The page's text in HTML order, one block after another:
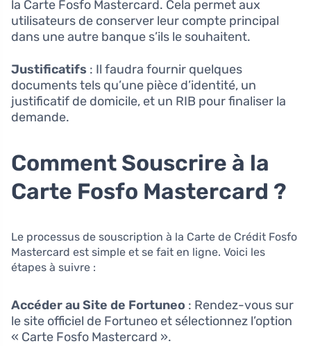
la Carte Fosfo Mastercard. Cela permet aux
utilisateurs de conserver leur compte principal
dans une autre banque s’ils le souhaitent.
Justificatifs : Il faudra fournir quelques
documents tels qu’une pièce d’identité, un
justificatif de domicile, et un RIB pour finaliser la
demande.
Comment Souscrire à la
Carte Fosfo Mastercard ?
Le processus de souscription à la Carte de Crédit Fosfo
Mastercard est simple et se fait en ligne. Voici les
étapes à suivre :
Accéder au Site de Fortuneo : Rendez-vous sur
le site officiel de Fortuneo et sélectionnez l’option
« Carte Fosfo Mastercard ».